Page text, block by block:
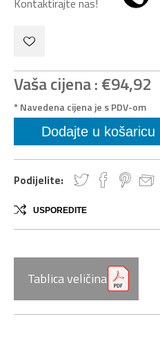
Kontaktirajte nas!
Vaša cijena :€94,92
* Navedena cijena je s PDV-om
Podijelite:
USPOREDITE
Tablica veličina